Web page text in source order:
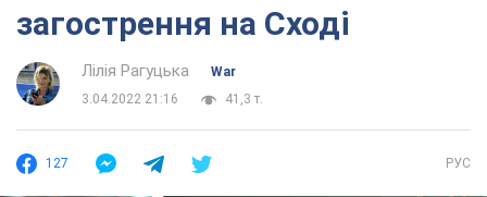
загострення на Сході
Лілія Рагуцька
War
3.04.2022 21:16
41,3 т.
127 РУС